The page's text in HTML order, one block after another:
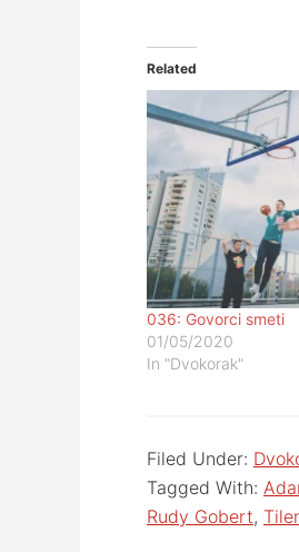
Related
036: Govorci smeti
01/05/2020
In "Dvokorak"
Filed Under:
Tagged With:
Rudy Gobert,